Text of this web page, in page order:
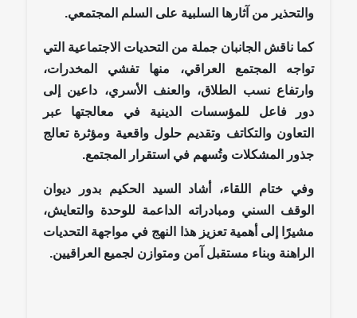
والتحذير من آثارها السلبية على السلم المجتمعي.
كما ناقش الجانبان جملة من التحديات الاجتماعية التي
تواجه المجتمع العراقي، منها تفشي المخدرات،
وارتفاع نسب الطلاق، والعنف الأسري، داعين إلى
دور فاعل للمؤسسات الدينية في معالجتها عبر
التعاون والتكاتف وتقديم حلول واقعية ومؤثرة تعالج
جذور المشكلات وتُسهم في استقرار المجتمع.
وفي ختام اللقاء، أشاد السيد الحكيم بدور ديوان
الوقف السني ومبادراته الداعمة للوحدة والتعايش،
مشيرًا إلى أهمية تعزيز هذا النهج في مواجهة التحديات
الراهنة وبناء مستقبل آمن ومتوازن لجميع العراقيين.